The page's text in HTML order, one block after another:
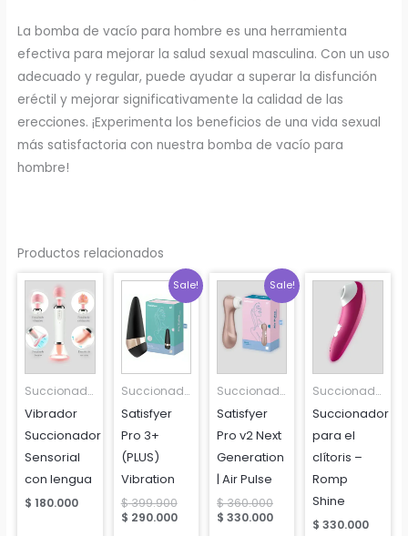
La bomba de vacío para hombre es una herramienta
efectiva para mejorar la salud sexual masculina. Con un uso
adecuado y regular, puede ayudar a superar la disfunción
eréctil y mejorar significativamente la calidad de las
erecciones. ¡Experimenta los beneficios de una vida sexual
más satisfactoria con nuestra bomba de vacío para
hombre!
Productos relacionados
Succionadores
Vibrador
Succionador
Sensorial
con lengua
$ 180.000
Sale!
Succionadores
Satisfyer
Pro 3+
(PLUS)
Vibration
$399.900Original
price
$ 290.000Current
Sale!
Succionadores
Satisfyer
Pro v2 Next
Generation
| Air Pulse
$360.000Original
price
$ 330.000Current
Succionadores
Succionador
para el
clítoris –
Romp
Shine
$ 330.000